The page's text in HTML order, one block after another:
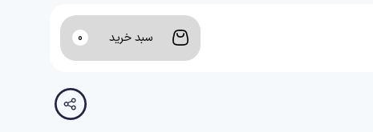
سبد خرید 0